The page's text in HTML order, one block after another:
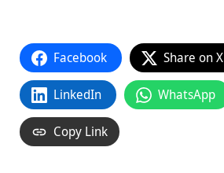
Facebook Share on X
LinkedIn WhatsApp
Copy Link